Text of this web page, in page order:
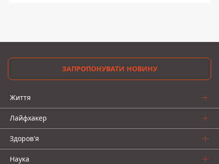
ЗАПРОПОНУВАТИ НОВИНУ
Життя
Лайфхакер
Здоров'я
Наука